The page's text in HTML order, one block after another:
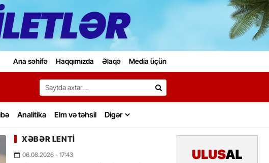
Ana səhifə Haqqımızda Əlaqə Media üçün
Search…
Analitika Elm və təhsil Digər
XƏBƏR LENTI
06.08.2026 - 17:43